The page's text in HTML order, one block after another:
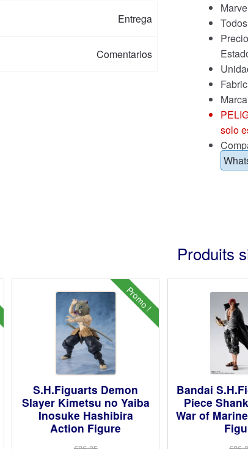
Entrega
Comentarios
solo
Produits
Promo !
S.H.Figuarts Demon
Slayer Kimetsu no Yaiba
Inosuke Hashibira
Action Figure
Bandai
Piece
War of